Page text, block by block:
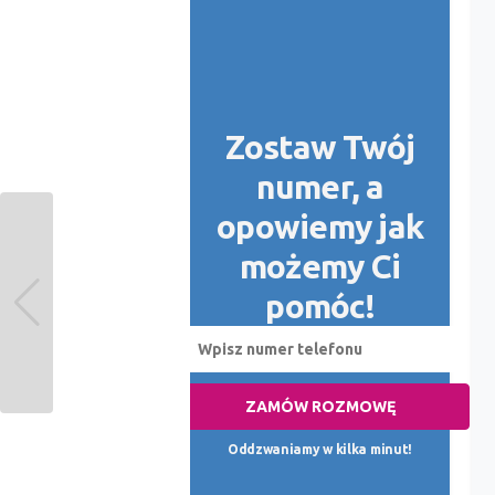
Zostaw Twój
numer, a
opowiemy jak
możemy Ci
pomóc!
ZAMÓW ROZMOWĘ
Oddzwaniamy w kilka minut!